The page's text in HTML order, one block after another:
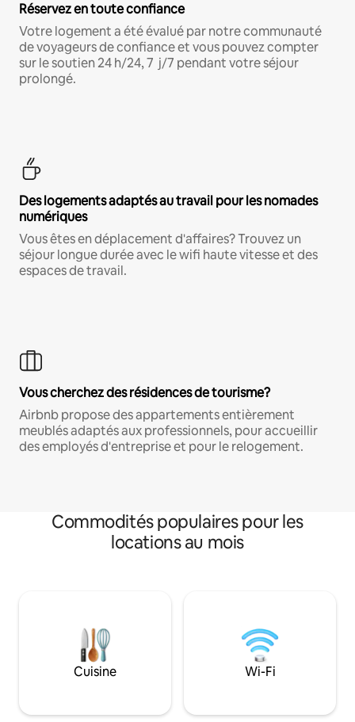
Réservez en toute confiance
Votre logement a été évalué par notre communauté
de voyageurs de confiance et vous pouvez compter
sur le soutien 24 h/24, 7 j/7 pendant votre séjour
prolongé.
Des logements adaptés au travail pour les nomades
numériques
Vous êtes en déplacement d'affaires? Trouvez un
séjour longue durée avec le wifi haute vitesse et des
espaces de travail.
Vous cherchez des résidences de tourisme?
Airbnb propose des appartements entièrement
meublés adaptés aux professionnels, pour accueillir
des employés d'entreprise et pour le relogement.
Commodités populaires pour les
locations au mois
Cuisine Wi-Fi